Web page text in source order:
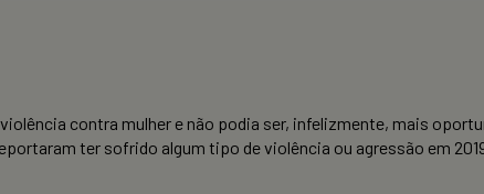
contra mulher e não podia ser, infelizmente, mais
ter sofrido algum tipo de violência ou agressão em